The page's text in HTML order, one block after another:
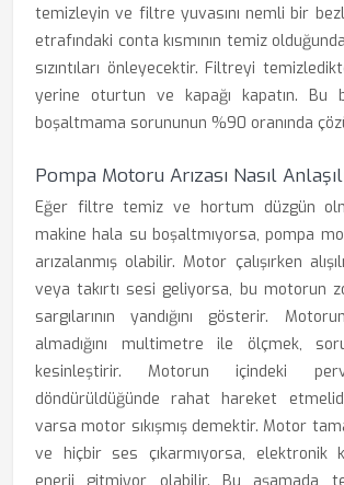
temizleyin ve filtre yuvasını nemli bir
etrafındaki conta kısmının temiz
sızıntıları önleyecektir. Filtreyi
yerine oturtun ve kapağı kapatın. Bu
boşaltmama sorununun %90 oranında
Pompa Motoru Arızası Nasıl
Eğer filtre temiz ve hortum düzgün
makine hala su boşaltmıyorsa, pompa
arızalanmış olabilir. Motor çalışırken
veya takırtı sesi geliyorsa, bu motorun
sargılarının yandığını gösterir.
almadığını multimetre ile ölçmek,
kesinleştirir. Motorun içindeki
döndürüldüğünde rahat hareket
varsa motor sıkışmış demektir. Motor
ve hiçbir ses çıkarmıyorsa, elektronik